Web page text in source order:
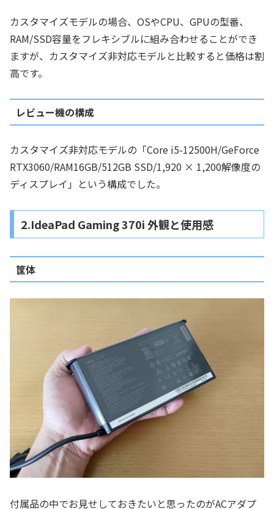
カスタマイズモデルの場合、OSやCPU、GPUの型番、
RAM/SSD容量をフレキシブルに組み合わせることができ
ますが、カスタマイズ非対応モデルと比較すると価格は割
高です。
レビュー機の構成
カスタマイズ非対応モデルの「Core i5-12500H/GeForce
RTX3060/RAM16GB/512GB SSD/1,920 × 1,200解像度の
ディスプレイ」という構成でした。
2.IdeaPad Gaming 370i 外観と使用感
筐体
付属品の中でお見せしておきたいと思ったのがACアダプ